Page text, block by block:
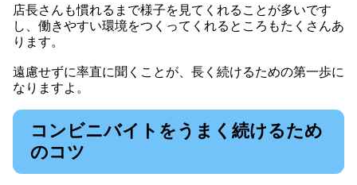
店長さんも慣れるまで様子を見てくれることが多いです
し、働きやすい環境をつくってくれるところもたくさんあ
ります。
遠慮せずに率直に聞くことが、長く続けるための第一歩に
なりますよ。
コンビニバイトをうまく続けるため
のコツ